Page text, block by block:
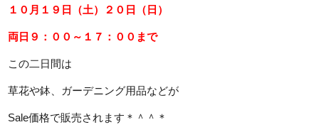
１０月１９日（土）２０日（日）
両日９：００～１７：００まで
この二日間は
草花や鉢、ガーデニング用品などが
Sale価格で販売されます＊＾＾＊